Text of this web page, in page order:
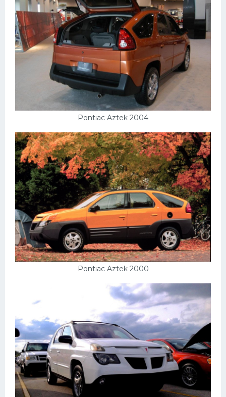
Pontiac Aztek 2004
Pontiac Aztek 2000